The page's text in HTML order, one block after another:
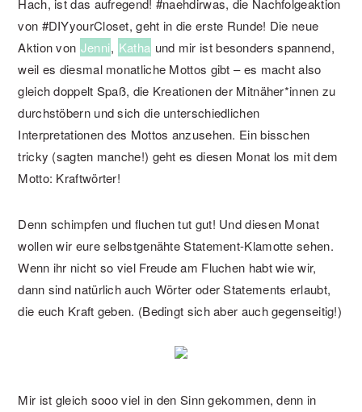
Hach, ist das aufregend! #naehdirwas, die Nachfolgeaktion
von #DIYyourCloset, geht in die erste Runde! Die neue
Aktion von Jenni, Katha und mir ist besonders spannend,
weil es diesmal monatliche Mottos gibt – es macht also
gleich doppelt Spaß, die Kreationen der Mitnäher*innen zu
durchstöbern und sich die unterschiedlichen
Interpretationen des Mottos anzusehen. Ein bisschen
tricky (sagten manche!) geht es diesen Monat los mit dem
Motto: Kraftwörter!
Denn schimpfen und fluchen tut gut! Und diesen Monat
wollen wir eure selbstgenähte Statement-Klamotte sehen.
Wenn ihr nicht so viel Freude am Fluchen habt wie wir,
dann sind natürlich auch Wörter oder Statements erlaubt,
die euch Kraft geben. (Bedingt sich aber auch gegenseitig!)
Mir ist gleich sooo viel in den Sinn gekommen, denn in